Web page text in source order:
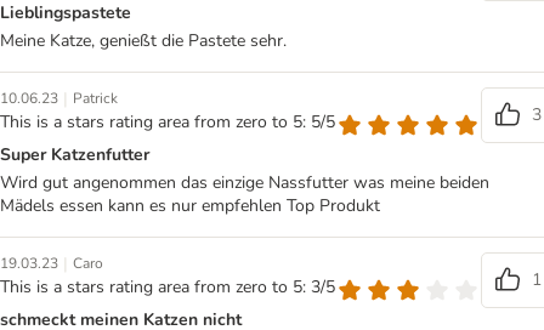
Lieblingspastete
Meine Katze, genießt die Pastete sehr.
10.06.23 | Patrick
This is a stars rating area from zero to 5: 5/5
3
Super Katzenfutter
Wird gut angenommen das einzige Nassfutter was meine beiden
Mädels essen kann es nur empfehlen Top Produkt
19.03.23 | Caro
This is a stars rating area from zero to 5: 3/5
1
schmeckt meinen Katzen nicht